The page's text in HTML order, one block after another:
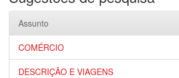
Assunto
COMÉRCIO
DESCRIÇÃO E VIAGENS